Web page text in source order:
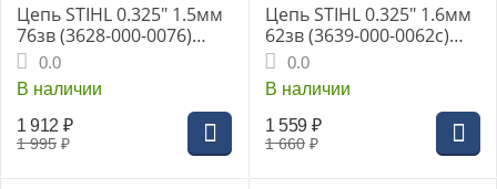
Цепь STIHL 0.325" 1.5мм
76зв (3628-000-0076)
25RMС
0.0
В наличии
1 995 ₽
1 912 ₽
Цепь STIHL 0.325" 1.6мм
62зв (3639-000-0062с)
26RSС
0.0
В наличии
1 660 ₽
1 559 ₽